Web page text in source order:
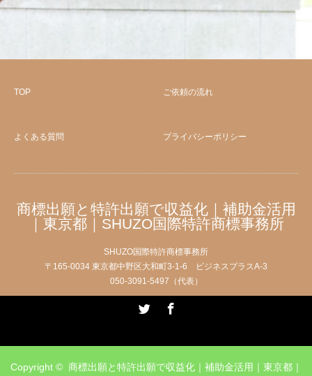
TOP ご依頼の流れ
よくある質問 プライバシーポリシー
商標出願と特許出願で収益化｜補助金活用
｜東京都｜SHUZO国際特許商標事務所
SHUZO国際特許商標事務所
〒165-0034 東京都中野区大和町3-1-6 ビジネスプラスA-3
050-3091-5497（代表）
Copyright © 商標出願と特許出願で収益化｜補助金活用｜東京都｜